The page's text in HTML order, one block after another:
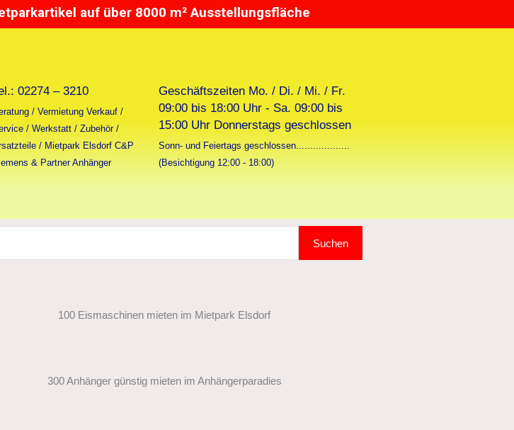
auf über 8000 m² Ausstellungsfläche
02274 – 3210
/ Vermietung Verkauf /
/ Werkstatt / Zubehör /
/ Mietpark Elsdorf C&P
& Partner Anhänger
Geschäftszeiten Mo. / Di. / Mi. / Fr.
09:00 bis 18:00 Uhr - Sa. 09:00 bis
15:00 Uhr Donnerstags geschlossen
Sonn- und Feiertags geschlossen...................
(Besichtigung 12:00 - 18:00)
Suchen
100 Eismaschinen mieten im Mietpark Elsdorf
300 Anhänger günstig mieten im Anhängerparadies